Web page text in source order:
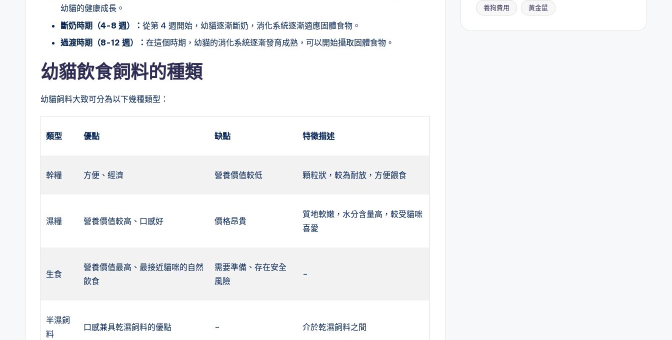
幼貓的健康成長。
斷奶時期（4-8 週）： 從第 4 週開始，幼貓逐漸斷奶，消化系統逐漸適應固體食物。
過渡時期（8-12 週）： 在這個時期，幼貓的消化系統逐漸發育成熟，可以開始攝取固體食物。
幼貓飲食飼料的種類
幼貓飼料大致可分為以下幾種類型：
類型 優點 缺點 特徵描述
幹糧 方便、經濟 營養價值較低 顆粒狀，較為耐放，方便餵食
濕糧 營養價值較高、口感好 價格昂貴
質地軟嫩，水分含量高，較受貓咪
喜愛
生食
營養價值最高、最接近貓咪的自然
飲食
需要準備、存在安全
風險
–
半濕飼
料
口感兼具乾濕飼料的優點 – 介於乾濕飼料之間
養狗費用 黃金鼠